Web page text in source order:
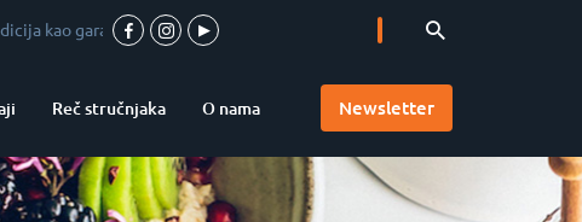
kvaliteta - Vrhunska pica u srcu Vojvodine Accademia Pizzaioli u Srbiji
Reč stručnjaka O nama Newsletter